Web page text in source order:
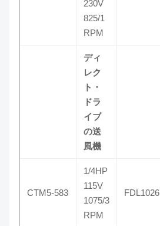
230V
825/1
RPM
ディ
レク
ト・
ドラ
イブ
の送
風機
CTM5-583
1/4HP
115V
1075/3
RPM
FDL1026